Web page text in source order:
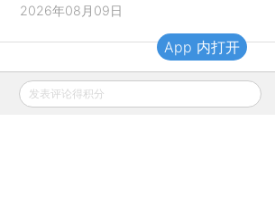
2026年08月09日
财新移动
发表评论得积分
App 内打开